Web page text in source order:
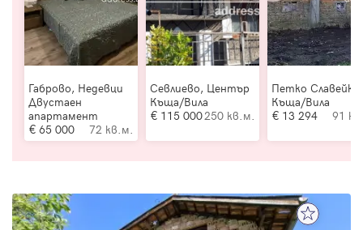
Габрово, Недевци
Двустаен
апартамент
65 000
72 кв.м.
Севлиево, Център
Къща/Вила
115 000250 кв.м.
Петко
Къща/Вила
13 294
91